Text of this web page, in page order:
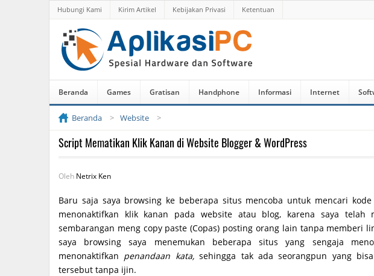
Hubungi Kami Kirim Artikel Kebijakan Privasi Ketentuan
Beranda Games Gratisan Handphone Informasi Internet
Beranda Website
Script Mematikan Klik Kanan di Website Blogger & WordPress
Oleh Netrix Ken
Baru saja saya browsing ke beberapa situs mencoba untuk mencari
menonaktifkan klik kanan pada website atau blog, karena saya telah
sembarangan meng copy paste (Copas) posting orang lain tanpa memberi
saya browsing saya menemukan beberapa situs yang sengaja
menonaktifkan penandaan kata,sehingga tak ada seorangpun yang
tersebut tanpa ijin.